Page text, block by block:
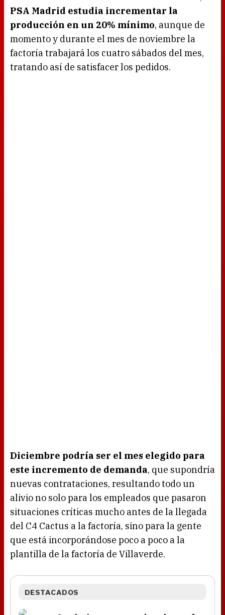
PSA Madrid estudia incrementar la
producción en un 20% mínimo, aunque de
momento y durante el mes de noviembre la
factoría trabajará los cuatro sábados del mes,
tratando así de satisfacer los pedidos.
Diciembre podría ser el mes elegido para
este incremento de demanda, que supondría
nuevas contrataciones, resultando todo un
alivio no solo para los empleados que pasaron
situaciones críticas mucho antes de la llegada
del C4 Cactus a la factoría, sino para la gente
que está incorporándose poco a poco a la
plantilla de la factoría de Villaverde.
DESTACADOS